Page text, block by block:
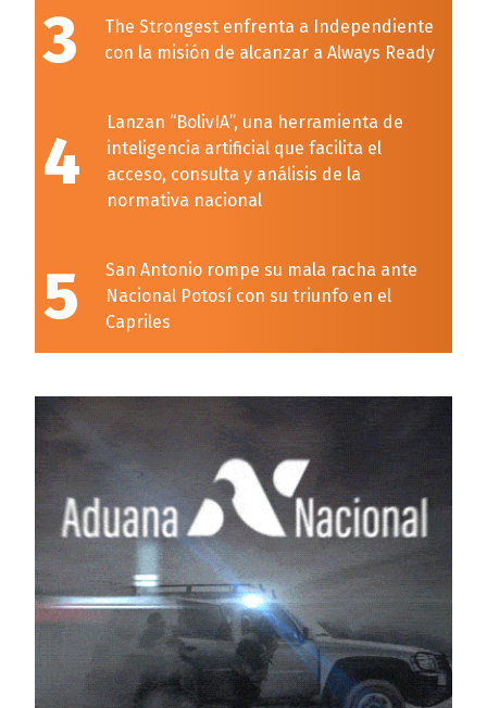
3
The Strongest enfrenta a Independiente
con la misión de alcanzar a Always Ready
4
Lanzan “BolivIA”, una herramienta de
inteligencia artificial que facilita el
acceso, consulta y análisis de la
normativa nacional
5
San Antonio rompe su mala racha ante
Nacional Potosí con su triunfo en el
Capriles